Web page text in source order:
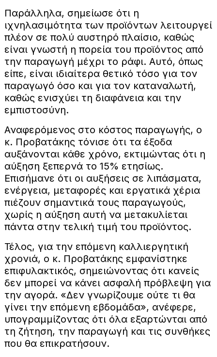
Παράλληλα, σημείωσε ότι η
ιχνηλασιμότητα των προϊόντων λειτουργεί
πλέον σε πολύ αυστηρό πλαίσιο, καθώς
είναι γνωστή η πορεία του προϊόντος από
την παραγωγή μέχρι το ράφι. Αυτό, όπως
είπε, είναι ιδιαίτερα θετικό τόσο για τον
παραγωγό όσο και για τον καταναλωτή,
καθώς ενισχύει τη διαφάνεια και την
εμπιστοσύνη.
Αναφερόμενος στο κόστος παραγωγής, ο
κ. Προβατάκης τόνισε ότι τα έξοδα
αυξάνονται κάθε χρόνο, εκτιμώντας ότι η
αύξηση ξεπερνά το 15% ετησίως.
Επισήμανε ότι οι αυξήσεις σε λιπάσματα,
ενέργεια, μεταφορές και εργατικά χέρια
πιέζουν σημαντικά τους παραγωγούς,
χωρίς η αύξηση αυτή να μετακυλίεται
πάντα στην τελική τιμή του προϊόντος.
Τέλος, για την επόμενη καλλιεργητική
χρονιά, ο κ. Προβατάκης εμφανίστηκε
επιφυλακτικός, σημειώνοντας ότι κανείς
δεν μπορεί να κάνει ασφαλή πρόβλεψη για
την αγορά. «Δεν γνωρίζουμε ούτε τι θα
γίνει την επόμενη εβδομάδα», ανέφερε,
υπογραμμίζοντας ότι όλα εξαρτώνται από
τη ζήτηση, την παραγωγή και τις συνθήκες
που θα επικρατήσουν.